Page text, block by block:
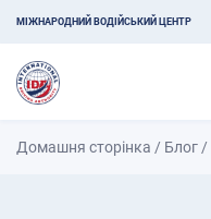
МІЖНАРОДНИЙ ВОДІЙСЬКИЙ ЦЕНТР
Домашня сторінка / Блог /